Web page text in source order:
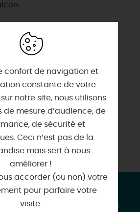
& LOCALISATION
canal proche Briare et Gien
confort de navigation et
constante de votre
notre site, nous utilisons
de mesure d’audience, de
de sécurité et
Ceci n’est pas de la
mais sert à nous
améliorer !
accorder (ou non) votre
pour parfaire votre
visite.